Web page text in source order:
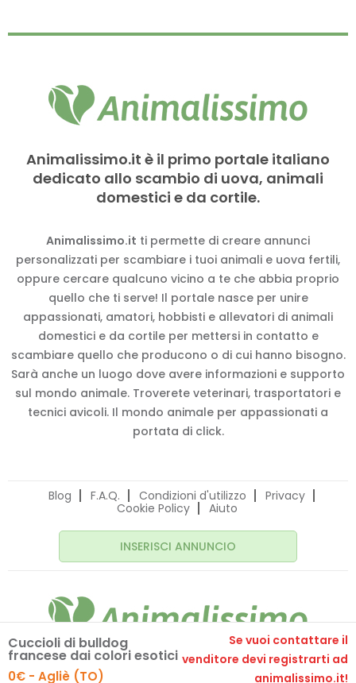
Cuccioli di bulldog
francese dai colori esotici
0€ - Agliè (TO)
Se vuoi contattare il
venditore devi registrarti ad
animalissimo.it!
Animalissimo.it è il primo portale italiano
dedicato allo scambio di uova, animali
domestici e da cortile.
Animalissimo.it ti permette di creare annunci
personalizzati per scambiare i tuoi animali e uova fertili,
oppure cercare qualcuno vicino a te che abbia proprio
quello che ti serve! Il portale nasce per unire
appassionati, amatori, hobbisti e allevatori di animali
domestici e da cortile per mettersi in contatto e
scambiare quello che producono o di cui hanno bisogno.
Sarà anche un luogo dove avere informazioni e supporto
sul mondo animale. Troverete veterinari, trasportatori e
tecnici avicoli. Il mondo animale per appassionati a
portata di click.
Blog F.A.Q. Condizioni d'utilizzo
Privacy
Cookie Policy
Aiuto
INSERISCI ANNUNCIO
© 2020 Animalissimo.it - P.IVA 04582550275
Made with
comunicafacile.eu